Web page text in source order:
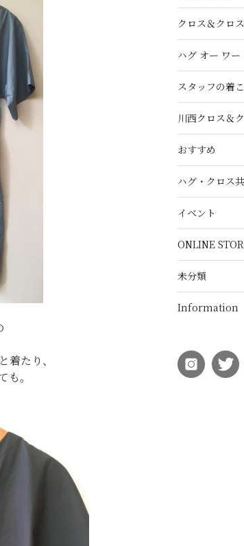
着たり、
。
クロス＆クロス
ハグ オー ワー
スタッフの着
川西クロス＆
おすすめ
ハグ・クロス
イベント
ONLINE
未分類
Information